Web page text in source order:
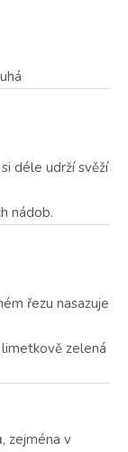
déle udrží svěží
nádob.
řezu nasazuje
zelená
, zejména v